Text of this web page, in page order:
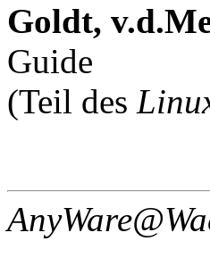
Goldt,
Guide
(Teil des